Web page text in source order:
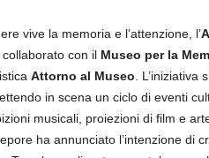
vive la memoria e l’attenzione, l’
con il Museo per la
Attorno al Museo .
in scena un ciclo di eventi
musicali, proiezioni di film e
ha annunciato l’intenzione di